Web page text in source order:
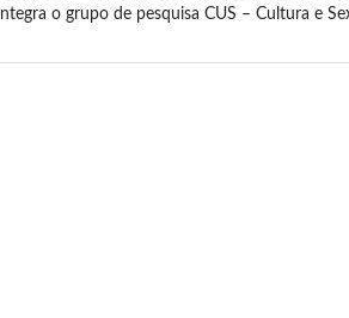
Integra o grupo de pesquisa CUS – Cultura e